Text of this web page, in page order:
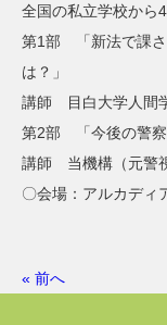
全国の私立学校から
第1部 「新法で課さ
は？」
講師 目白大学人間
第2部 「今後の警察
講師 当機構（元警
〇会場：アルカディ
« 前へ